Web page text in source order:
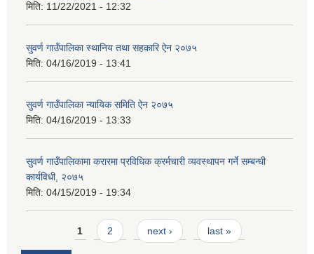
मिति: 11/22/2021 - 12:32
सुवर्ण गाउँपालिका स्थानिय तथा सहकारि ऐन २०७५
मिति: 04/16/2019 - 13:41
सुवर्ण गाउँपालिका न्यायिक समिति ऐन २०७५
मिति: 04/16/2019 - 13:33
सुवर्ण गाउँपालिकामा करारमा प्रविधिक क्रर्मचारी व्यवस्थापन गर्ने सम्बन्धी
कार्यविधी, २०७५
मिति: 04/15/2019 - 19:34
Pages1 2 next › last »